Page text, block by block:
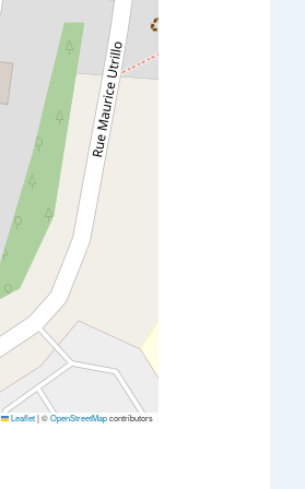
Leaflet|©OpenStreetMapcontributors